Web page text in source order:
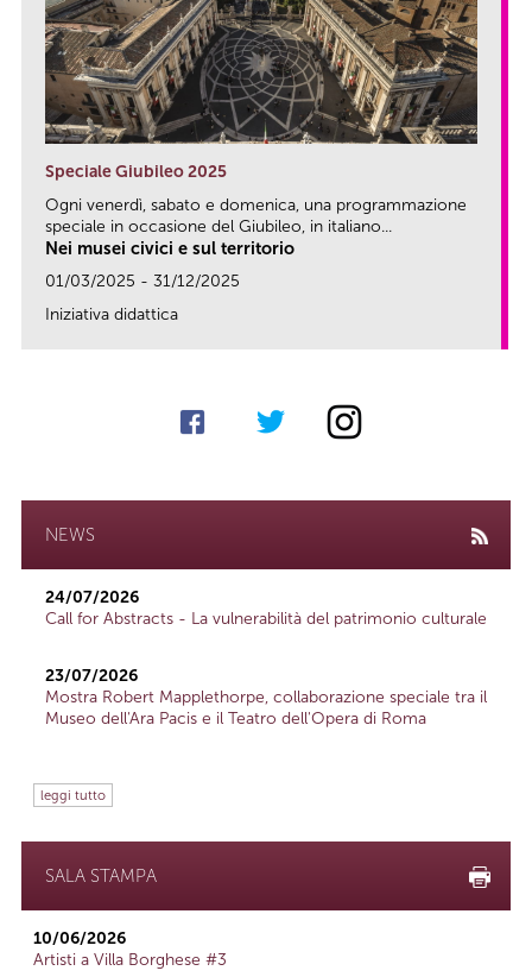
Speciale Giubileo 2025
Ogni venerdì, sabato e domenica, una programmazione
speciale in occasione del Giubileo, in italiano...
Nei musei civici e sul territorio
01/03/2025 - 31/12/2025
Iniziativa didattica
NEWS
24/07/2026
Call for Abstracts - La vulnerabilità del patrimonio culturale
23/07/2026
Mostra Robert Mapplethorpe, collaborazione speciale tra il
Museo dell'Ara Pacis e il Teatro dell'Opera di Roma
leggi tutto
SALA STAMPA
10/06/2026
Artisti a Villa Borghese #3